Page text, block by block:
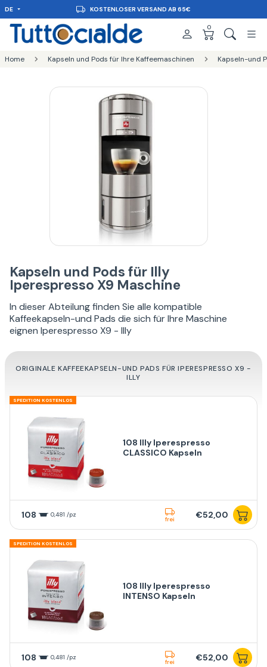
DE KOSTENLOSER VERSAND AB 65€
0
Home Kapseln und Pods für Ihre Kaffeemaschinen Kapseln-und
Kapseln und Pods für Illy
Iperespresso X9 Maschine
In dieser Abteilung finden Sie alle kompatible
Kaffeekapseln-und Pads die sich für Ihre Maschine
eignen Iperespresso X9 - Illy
ORIGINALE KAFFEEKAPSELN-UND PADS FÜR IPERESPRESSO X9 -
ILLY
SPEDITION KOSTENLOS
108 Illy Iperespresso
CLASSICO Kapseln
108 0,481 /pz
frei €52,00
SPEDITION KOSTENLOS
108 Illy Iperespresso
INTENSO Kapseln
108 0,481 /pz
frei €52,00